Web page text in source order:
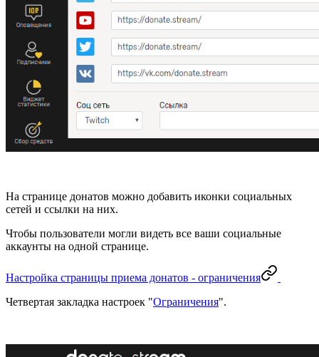
На странице донатов можно добавить иконки социальных
сетей и ссылки на них.
Чтобы пользователи могли видеть все ваши социальные
аккаунты на одной странице.
Настройка страницы приема донатов - ограничения
Четвертая закладка настроек "Ограничения".